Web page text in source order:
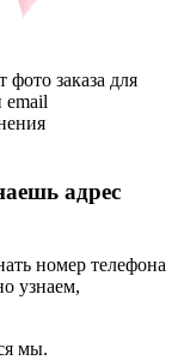
фото заказа для
email
адрес
номер телефона
узнаем,
мы.